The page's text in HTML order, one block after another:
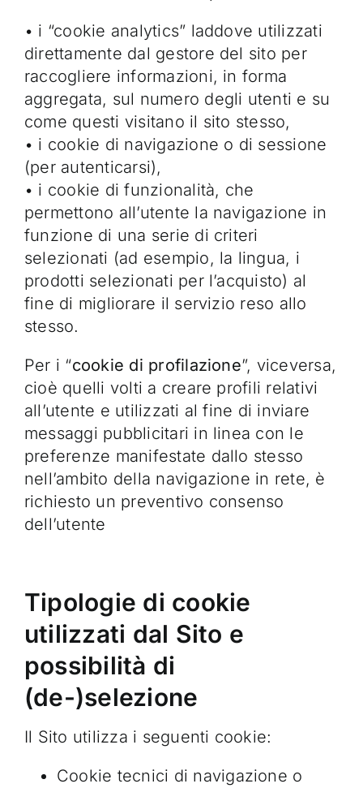
• i “cookie analytics” laddove utilizzati
direttamente dal gestore del sito per
raccogliere informazioni, in forma
aggregata, sul numero degli utenti e su
come questi visitano il sito stesso,
• i cookie di navigazione o di sessione
(per autenticarsi),
• i cookie di funzionalità, che
permettono all’utente la navigazione in
funzione di una serie di criteri
selezionati (ad esempio, la lingua, i
prodotti selezionati per l’acquisto) al
fine di migliorare il servizio reso allo
stesso.
Per i “cookie di profilazione”, viceversa,
cioè quelli volti a creare profili relativi
all’utente e utilizzati al fine di inviare
messaggi pubblicitari in linea con le
preferenze manifestate dallo stesso
nell’ambito della navigazione in rete, è
richiesto un preventivo consenso
dell’utente
Tipologie di cookie
utilizzati dal Sito e
possibilità di
(de-)selezione
Il Sito utilizza i seguenti cookie:
Cookie tecnici di navigazione o